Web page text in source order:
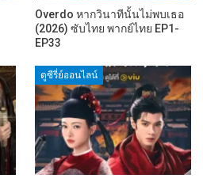
Overdo หากวินาทีนั้นไม่พบเธอ
(2026) ซับไทย พากย์ไทย EP1-
EP33
ดูซีรี่ย์ออนไลน์